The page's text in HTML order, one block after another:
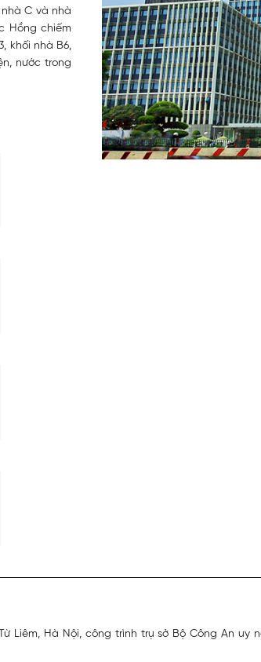
C và nhà
Hồng chiếm
khối nhà B6,
nước trong
Liêm, Hà Nội, công trình trụ sở Bộ Công An